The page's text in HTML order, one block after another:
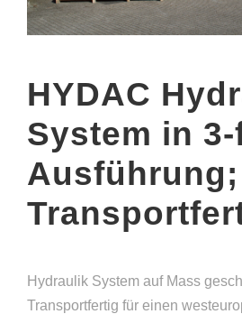
HYDAC
System in
Ausführung;
Hydraulik System auf Mass
Transportfertig für einen